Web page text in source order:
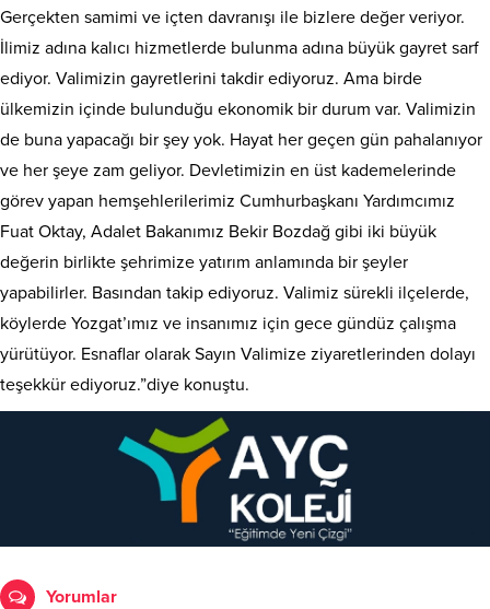
Gerçekten samimi ve içten davranışı ile bizlere değer veriyor.
İlimiz adına kalıcı hizmetlerde bulunma adına büyük gayret sarf
ediyor. Valimizin gayretlerini takdir ediyoruz. Ama birde
ülkemizin içinde bulunduğu ekonomik bir durum var. Valimizin
de buna yapacağı bir şey yok. Hayat her geçen gün pahalanıyor
ve her şeye zam geliyor. Devletimizin en üst kademelerinde
görev yapan hemşehlerilerimiz Cumhurbaşkanı Yardımcımız
Fuat Oktay, Adalet Bakanımız Bekir Bozdağ gibi iki büyük
değerin birlikte şehrimize yatırım anlamında bir şeyler
yapabilirler. Basından takip ediyoruz. Valimiz sürekli ilçelerde,
köylerde Yozgat’ımız ve insanımız için gece gündüz çalışma
yürütüyor. Esnaflar olarak Sayın Valimize ziyaretlerinden dolayı
teşekkür ediyoruz.”diye konuştu.
Yorumlar